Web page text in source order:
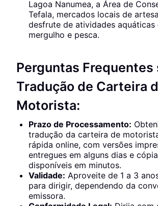
Lagoa Nanumea, a Área de
Tefala, mercados locais de
desfrute de atividades aquáticas
mergulho e pesca.
Perguntas Frequentes
Tradução de Carteira
Motorista:
Prazo de Processamento:
tradução da carteira de
rápida online, com versões
entregues em alguns dias e
disponíveis em minutos.
Validade: Aproveite de 1 a 3
para dirigir, dependendo da
emissora.